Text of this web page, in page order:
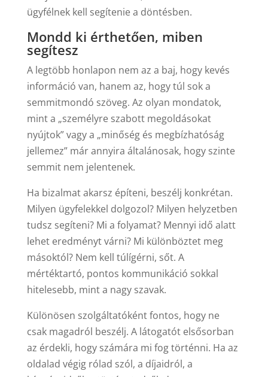
ügyfélnek kell segítenie a döntésben.
Mondd ki érthetően, miben
segítesz
A legtöbb honlapon nem az a baj, hogy kevés
információ van, hanem az, hogy túl sok a
semmitmondó szöveg. Az olyan mondatok,
mint a „személyre szabott megoldásokat
nyújtok” vagy a „minőség és megbízhatóság
jellemez” már annyira általánosak, hogy szinte
semmit nem jelentenek.
Ha bizalmat akarsz építeni, beszélj konkrétan.
Milyen ügyfelekkel dolgozol? Milyen helyzetben
tudsz segíteni? Mi a folyamat? Mennyi idő alatt
lehet eredményt várni? Mi különböztet meg
másoktól? Nem kell túlígérni, sőt. A
mértéktartó, pontos kommunikáció sokkal
hitelesebb, mint a nagy szavak.
Különösen szolgáltatóként fontos, hogy ne
csak magadról beszélj. A látogatót elsősorban
az érdekli, hogy számára mi fog történni. Ha az
oldalad végig rólad szól, a díjaidról, a